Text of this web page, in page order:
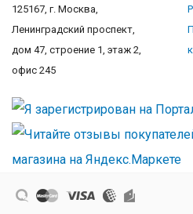
125167, г. Москва,
Ленинградский проспект,
дом 47, строение 1, этаж 2,
офис 245